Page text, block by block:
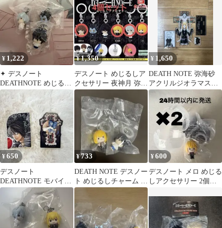
¥ 1,222
︎✦︎ デスノート
DEATHNOTE めじるし
アクセサリー チャーム
︎✦︎
¥1,350
デスノート めじるしア
クセサリー 夜神月 弥海
砂 ニア メロ
¥ 1,650
DEATH NOTE 弥海砂
アクリルジオラマスタ
ンド
¥650
デスノート
DEATHNOTE モバイル
ステッカーコレクショ
ン L シークレット
¥733
DEATH NOTE デスノー
ト めじるしチャーム L
メロ 二点セット
¥600
デスノート メロ めじる
しアクセサリー 2個セ